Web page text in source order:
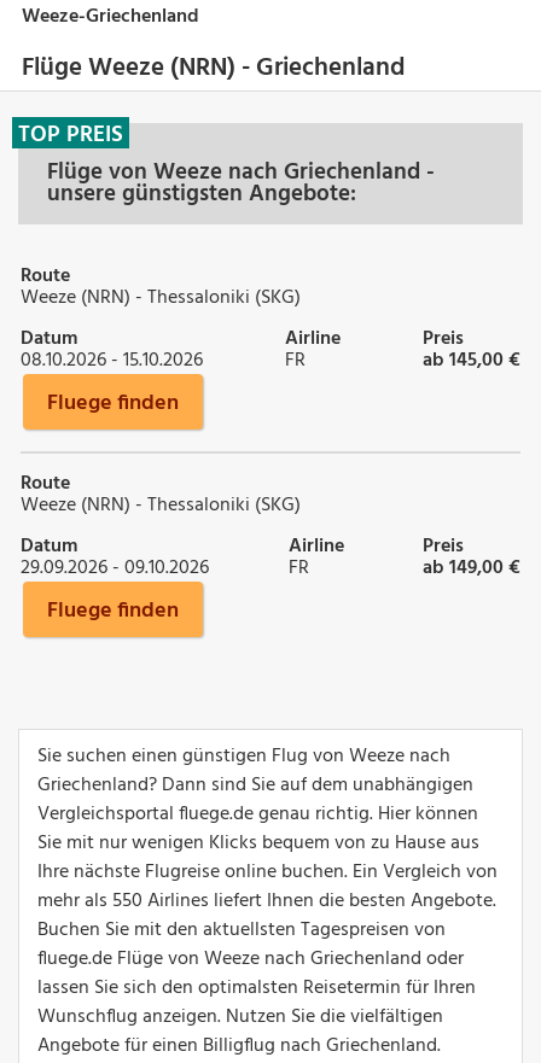
Flüge Weeze (NRN) - Griechenland
Flüge von Weeze nach Griechenland -
unsere günstigsten Angebote:
TOP PREIS
Route
Weeze (NRN) - Thessaloniki (SKG)
Datum
08.10.2026 - 15.10.2026
Airline
FR
Preis
ab 145,00 €
Fluege finden
Route
Weeze (NRN) - Thessaloniki (SKG)
Datum
29.09.2026 - 09.10.2026
Airline
FR
Preis
ab 149,00 €
Fluege finden
Sie suchen einen günstigen Flug von Weeze nach
Griechenland? Dann sind Sie auf dem unabhängigen
Vergleichsportal fluege.de genau richtig. Hier können
Sie mit nur wenigen Klicks bequem von zu Hause aus
Ihre nächste Flugreise online buchen. Ein Vergleich von
mehr als 550 Airlines liefert Ihnen die besten Angebote.
Buchen Sie mit den aktuellsten Tagespreisen von
fluege.de Flüge von Weeze nach Griechenland oder
lassen Sie sich den optimalsten Reisetermin für Ihren
Wunschflug anzeigen. Nutzen Sie die vielfältigen
Angebote für einen Billigflug nach Griechenland.